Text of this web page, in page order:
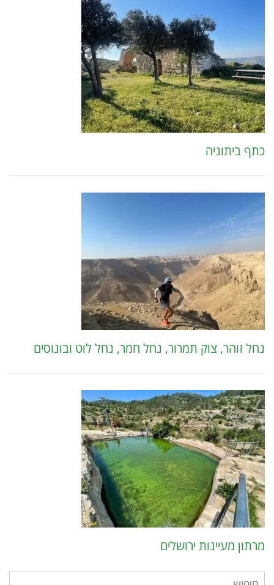
כתף ביתוניה
נחל זוהר, צוק תמרור, נחל חמר, נחל לוט ובונוסים
מרתון מעיינות ירושלים
חיפוש